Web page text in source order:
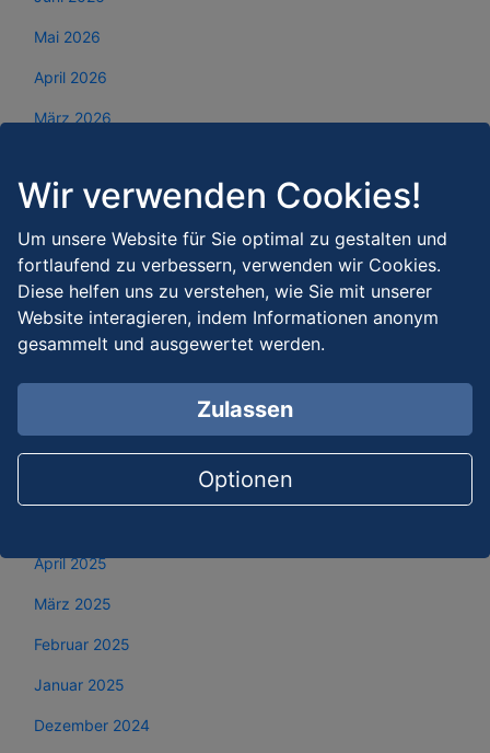
Mai 2026
April 2026
März 2026
Januar 2026
Dezember 2025
November 2025
Oktober 2025
Juli 2025
April 2025
März 2025
Februar 2025
Januar 2025
Dezember 2024
Wir verwenden Cookies!
Um unsere Website für Sie optimal zu gestalten und
fortlaufend zu verbessern, verwenden wir Cookies.
Diese helfen uns zu verstehen, wie Sie mit unserer
Website interagieren, indem Informationen anonym
gesammelt und ausgewertet werden.
Zulassen
Optionen